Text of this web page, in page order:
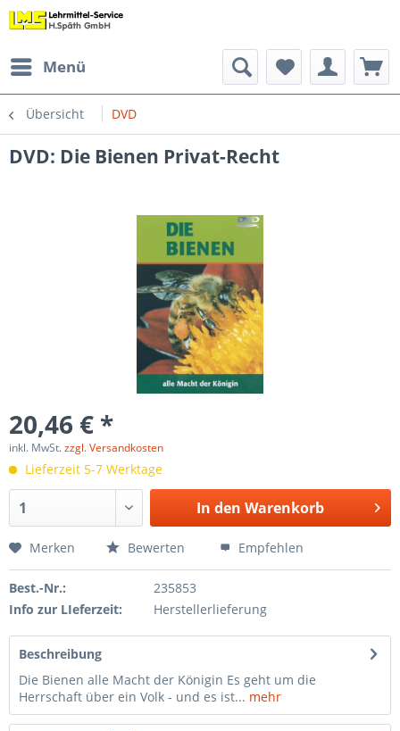
Menü
Übersicht DVD
DVD: Die Bienen Privat-Recht
20,46 € *
inkl. MwSt.zzgl. Versandkosten
Lieferzeit 5-7 Werktage
In den Warenkorb
Merken Bewerten Empfehlen
Best.-Nr.:
235853
Info zur LIeferzeit:
Herstellerlieferung
Beschreibung
Die Bienen alle Macht der Königin Es geht um die
Herrschaft über ein Volk - und es ist... mehr